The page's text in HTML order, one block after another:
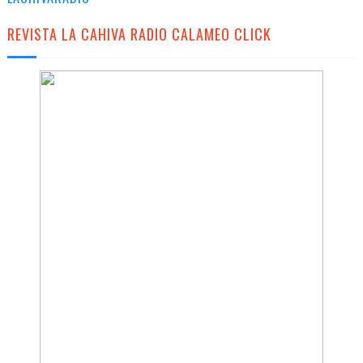
REVISTA LA CAHIVA RADIO CALAMEO CLICK